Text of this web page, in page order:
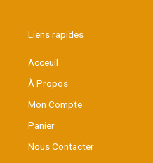
Liens rapides
Acceuil
À Propos
Mon Compte
Panier
Nous Contacter